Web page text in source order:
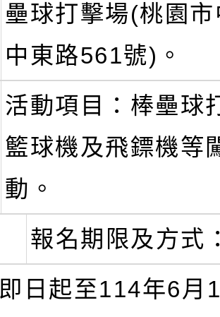
壘球打擊場(桃園
中東路561號)。
活動項目：棒壘球
籃球機及飛鏢機等
動。
報名期限及方式
即日起至114年6月